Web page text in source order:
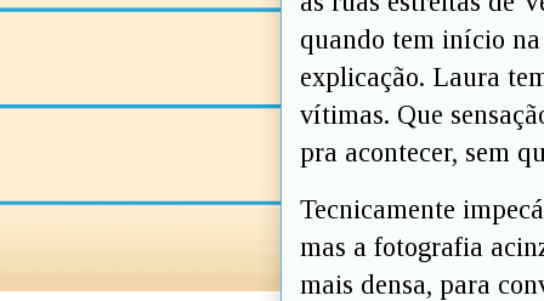
quando tem início
explicação. Laura
vítimas. Que
pra acontecer, sem
Tecnicamente
mas a fotografia
mais densa, para